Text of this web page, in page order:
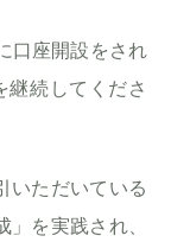
口座開設をされ
継続してくださ
いただいている
を実践され、